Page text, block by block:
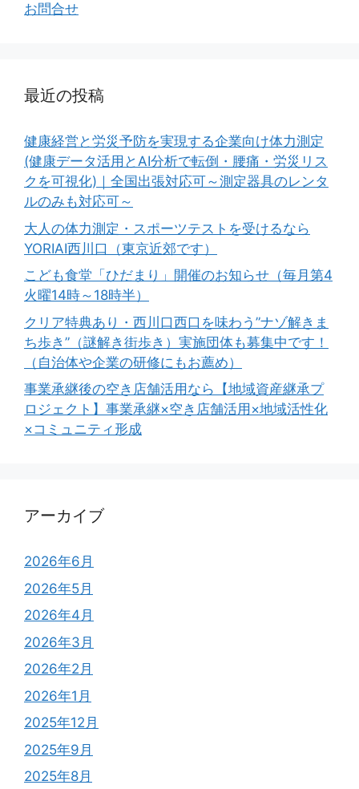
お問合せ
最近の投稿
健康経営と労災予防を実現する企業向け体力測定
(健康データ活用とAI分析で転倒・腰痛・労災リス
クを可視化)｜全国出張対応可～測定器具のレンタ
ルのみも対応可～
大人の体力測定・スポーツテストを受けるなら
YORIAI西川口（東京近郊です）
こども食堂「ひだまり」開催のお知らせ（毎月第4
火曜14時～18時半）
クリア特典あり・西川口西口を味わう”ナゾ解きま
ち歩き”（謎解き街歩き）実施団体も募集中です！
（自治体や企業の研修にもお薦め）
事業承継後の空き店舗活用なら【地域資産継承プ
ロジェクト】事業承継×空き店舗活用×地域活性化
×コミュニティ形成
アーカイブ
2026年6月
2026年5月
2026年4月
2026年3月
2026年2月
2026年1月
2025年12月
2025年9月
2025年8月